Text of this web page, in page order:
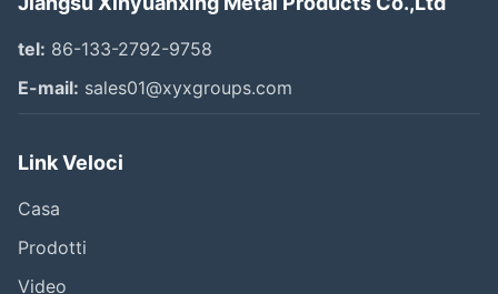
tel: 86-133-2792-9758
E-mail: sales01@xyxgroups.com
Link Veloci
Casa
Prodotti
Video